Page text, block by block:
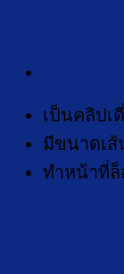
เป็นคลิปเ
มีขนาดเส้
ทำหน้าที่ล็